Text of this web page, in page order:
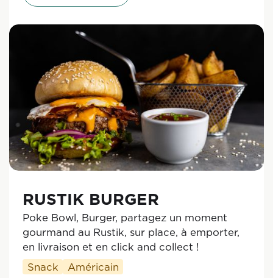
RUSTIK BURGER
Poke Bowl, Burger, partagez un moment
gourmand au Rustik, sur place, à emporter,
en livraison et en click and collect !
Snack
Américain